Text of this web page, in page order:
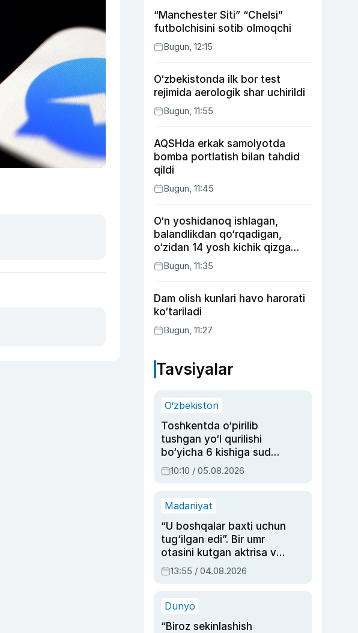
“Manchester Siti” “Chelsi”
futbolchisini sotib olmoqchi
Bugun, 12:15
O‘zbekistonda ilk bor test
rejimida aerologik shar uchirildi
Bugun, 11:55
AQSHda erkak samolyotda
bomba portlatish bilan tahdid
qildi
Bugun, 11:45
O‘n yoshidanoq ishlagan,
balandlikdan qo‘rqadigan,
o‘zidan 14 yosh kichik qizga
uylangan Yorqinxo‘ja Umarov
34 yoshda
Bugun, 11:35
Dam olish kunlari havo harorati
ko‘tariladi
Bugun, 11:27
Tavsiyalar
O‘zbekiston
Toshkentda o‘pirilib
tushgan yo‘l qurilishi
bo‘yicha 6 kishiga sud
hukmi o‘qildi
10:10 / 05.08.2026
Madaniyat
“U boshqalar baxti uchun
tug‘ilgan edi”. Bir umr
otasini kutgan aktrisa va
dublyaj ustasi Rimma
Ahmedovaning
13:55 / 04.08.2026
Dunyo
“Biroz sekinlashish